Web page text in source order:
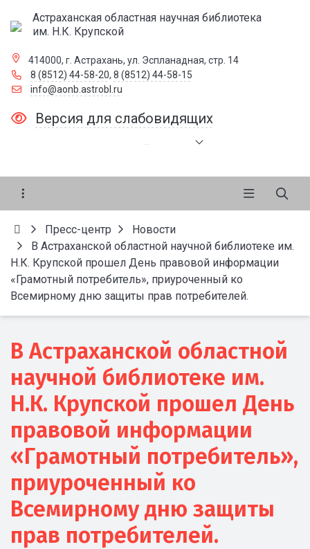
Астраханская областная научная библиотека
им. Н.К. Крупской
414000, г. Астрахань, ул. Эспланадная, стр. 14
8 (8512) 44-58-20, 8 (8512) 44-58-15
info@aonb.astrobl.ru
Версия для слабовидящих
Пресс-центр
Новости
В Астраханской областной научной библиотеке им.
Н.К. Крупской прошел День правовой информации
«Грамотный потребитель», приуроченный ко
Всемирному дню защиты прав потребителей.
В Астраханской областной
научной библиотеке им.
Н.К. Крупской прошел День
правовой информации
«Грамотный потребитель»,
приуроченный ко
Всемирному дню защиты
прав потребителей.